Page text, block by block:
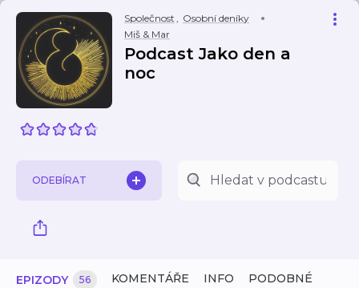
Společnost , Osobní deníky
Miš & Mar
Podcast Jako den a
noc
ODEBÍRAT
EPIZODY 56 KOMENTÁŘE INFO PODOBNÉ